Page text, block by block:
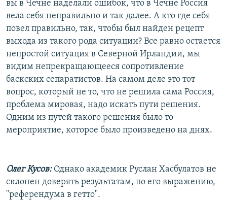
вы в Чечне наделали ошибок, что в Чечне Россия
вела себя неправильно и так далее. А кто где себя
повел правильно, так, чтобы был найден рецепт
выхода из такого рода ситуации? Все равно остается
непростой ситуация в Северной Ирландии, мы
видим непрекращающееся сопротивление
баскских сепаратистов. На самом деле это тот
вопрос, который не то, что не решила сама Россия,
проблема мировая, надо искать пути решения.
Одним из путей такого решения было то
мероприятие, которое было произведено на днях.
Олег Кусов:Однако академик Руслан Хасбулатов не
склонен доверять результатам, по его выражению,
"референдума в гетто".